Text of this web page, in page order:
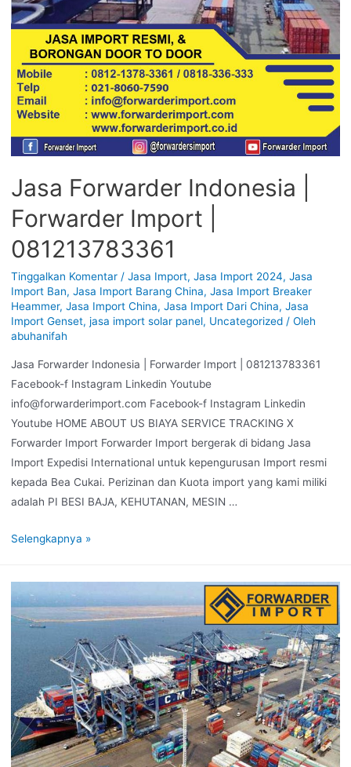
Jasa Forwarder Indonesia |
Forwarder Import |
081213783361
Tinggalkan Komentar / Jasa Import, Jasa Import 2024, Jasa
Import Ban, Jasa Import Barang China, Jasa Import Breaker
Heammer, Jasa Import China, Jasa Import Dari China, Jasa
Import Genset, jasa import solar panel, Uncategorized/ Oleh
abuhanifah
Jasa Forwarder Indonesia | Forwarder Import | 081213783361
Facebook-f Instagram Linkedin Youtube
info@forwarderimport.com Facebook-f Instagram Linkedin
Youtube HOME ABOUT US BIAYA SERVICE TRACKING X
Forwarder Import Forwarder Import bergerak di bidang Jasa
Import Expedisi International untuk kepengurusan Import resmi
kepada Bea Cukai. Perizinan dan Kuota import yang kami miliki
adalah PI BESI BAJA, KEHUTANAN, MESIN …
Selengkapnya »